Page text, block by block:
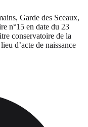
Garde des Sceaux,
n°15 en date du 23
conservatoire de la
d’acte de naissance